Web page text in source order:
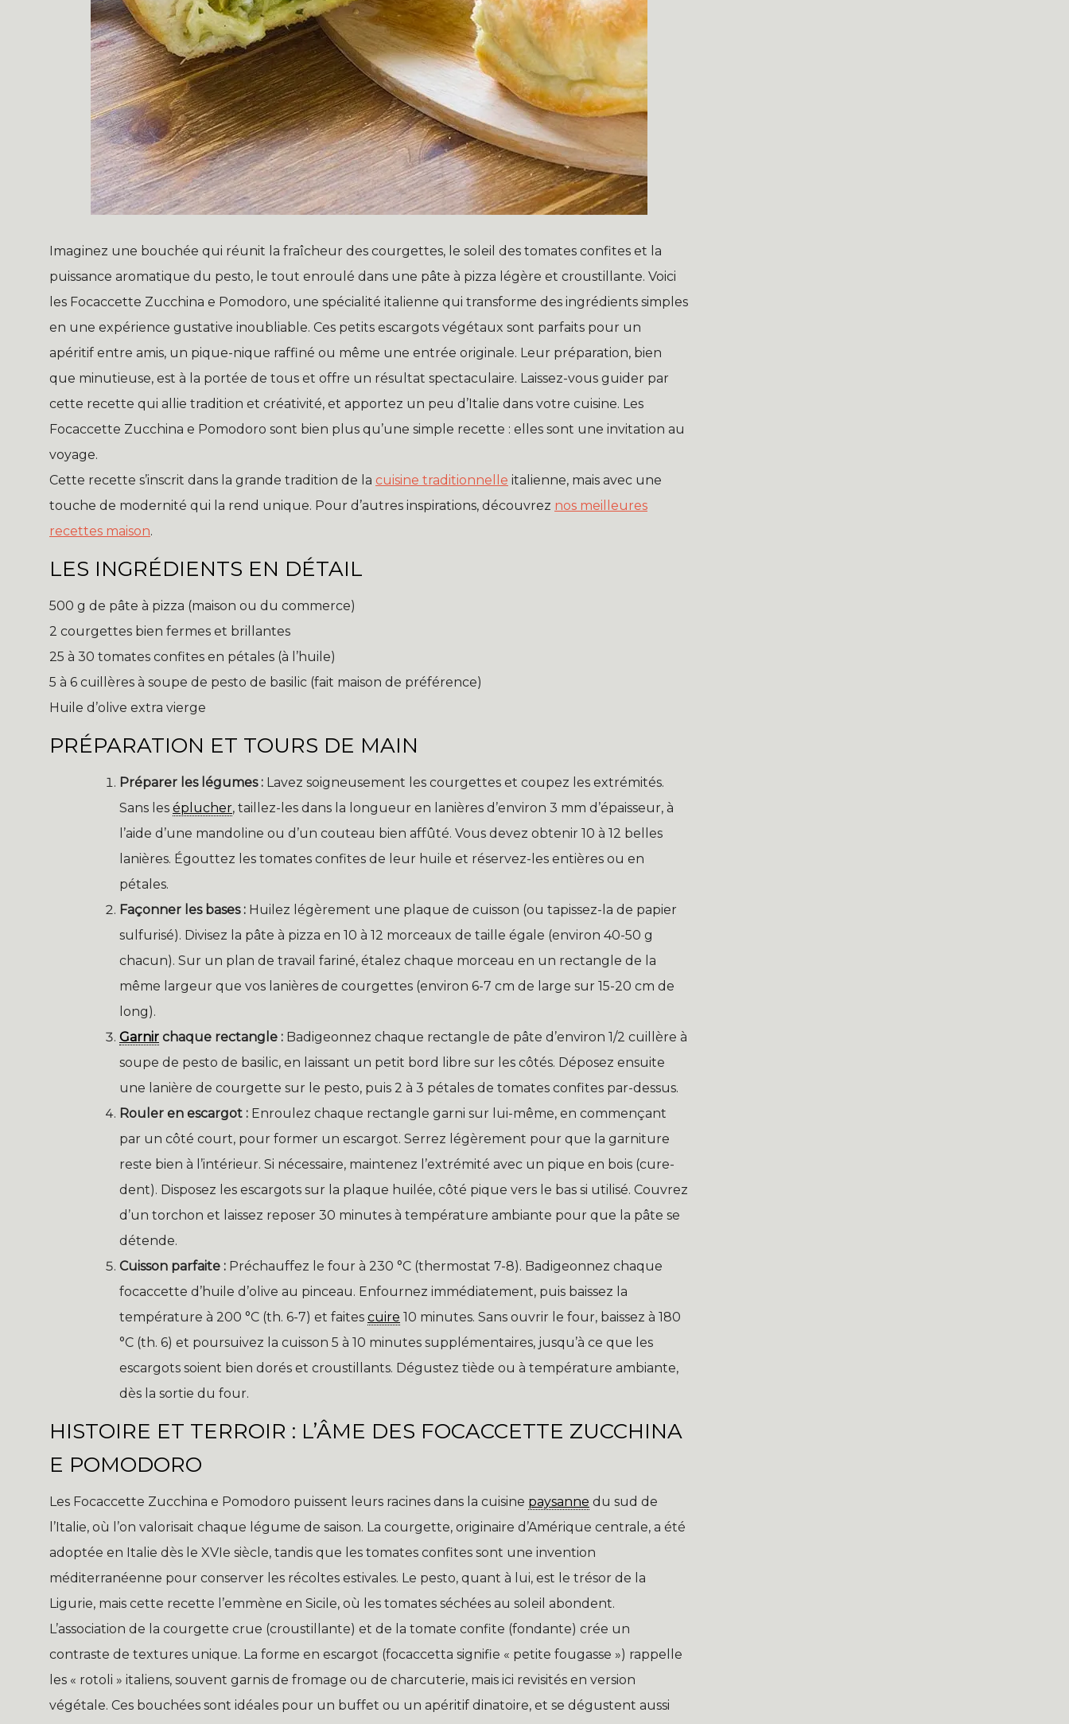
Imaginez une bouchée qui réunit la fraîcheur des courgettes, le soleil des tomates confites et la
puissance aromatique du pesto, le tout enroulé dans une pâte à pizza légère et croustillante. Voici
les Focaccette Zucchina e Pomodoro, une spécialité italienne qui transforme des ingrédients simples
en une expérience gustative inoubliable. Ces petits escargots végétaux sont parfaits pour un
apéritif entre amis, un pique-nique raffiné ou même une entrée originale. Leur préparation, bien
que minutieuse, est à la portée de tous et offre un résultat spectaculaire. Laissez-vous guider par
cette recette qui allie tradition et créativité, et apportez un peu d’Italie dans votre cuisine. Les
Focaccette Zucchina e Pomodoro sont bien plus qu’une simple recette : elles sont une invitation au
voyage.
Cette recette s’inscrit dans la grande tradition de la cuisine traditionnelle italienne, mais avec une
touche de modernité qui la rend unique. Pour d’autres inspirations, découvrez nos meilleures
recettes maison.
LES INGRÉDIENTS EN DÉTAIL
500 g de pâte à pizza (maison ou du commerce)
2 courgettes bien fermes et brillantes
25 à 30 tomates confites en pétales (à l’huile)
5 à 6 cuillères à soupe de pesto de basilic (fait maison de préférence)
Huile d’olive extra vierge
PRÉPARATION ET TOURS DE MAIN
Préparer les légumes : Lavez soigneusement les courgettes et coupez les extrémités.
Sans les éplucher, taillez-les dans la longueur en lanières d’environ 3 mm d’épaisseur, à
l’aide d’une mandoline ou d’un couteau bien affûté. Vous devez obtenir 10 à 12 belles
lanières. Égouttez les tomates confites de leur huile et réservez-les entières ou en
pétales.
Façonner les bases : Huilez légèrement une plaque de cuisson (ou tapissez-la de papier
sulfurisé). Divisez la pâte à pizza en 10 à 12 morceaux de taille égale (environ 40-50 g
chacun). Sur un plan de travail fariné, étalez chaque morceau en un rectangle de la
même largeur que vos lanières de courgettes (environ 6-7 cm de large sur 15-20 cm de
long).
Garnir chaque rectangle : Badigeonnez chaque rectangle de pâte d’environ 1/2 cuillère à
soupe de pesto de basilic, en laissant un petit bord libre sur les côtés. Déposez ensuite
une lanière de courgette sur le pesto, puis 2 à 3 pétales de tomates confites par-dessus.
Rouler en escargot : Enroulez chaque rectangle garni sur lui-même, en commençant
par un côté court, pour former un escargot. Serrez légèrement pour que la garniture
reste bien à l’intérieur. Si nécessaire, maintenez l’extrémité avec un pique en bois (cure-
dent). Disposez les escargots sur la plaque huilée, côté pique vers le bas si utilisé. Couvrez
d’un torchon et laissez reposer 30 minutes à température ambiante pour que la pâte se
détende.
Cuisson parfaite : Préchauffez le four à 230 °C (thermostat 7-8). Badigeonnez chaque
focaccette d’huile d’olive au pinceau. Enfournez immédiatement, puis baissez la
température à 200 °C (th. 6-7) et faites cuire 10 minutes. Sans ouvrir le four, baissez à 180
°C (th. 6) et poursuivez la cuisson 5 à 10 minutes supplémentaires, jusqu’à ce que les
escargots soient bien dorés et croustillants. Dégustez tiède ou à température ambiante,
dès la sortie du four.
HISTOIRE ET TERROIR : L’ÂME DES FOCACCETTE ZUCCHINA
E POMODORO
Les Focaccette Zucchina e Pomodoro puissent leurs racines dans la cuisine paysanne du sud de
l’Italie, où l’on valorisait chaque légume de saison. La courgette, originaire d’Amérique centrale, a été
adoptée en Italie dès le XVIe siècle, tandis que les tomates confites sont une invention
méditerranéenne pour conserver les récoltes estivales. Le pesto, quant à lui, est le trésor de la
Ligurie, mais cette recette l’emmène en Sicile, où les tomates séchées au soleil abondent.
L’association de la courgette crue (croustillante) et de la tomate confite (fondante) crée un
contraste de textures unique. La forme en escargot (focaccetta signifie « petite fougasse ») rappelle
les « rotoli » italiens, souvent garnis de fromage ou de charcuterie, mais ici revisités en version
végétale. Ces bouchées sont idéales pour un buffet ou un apéritif dinatoire, et se dégustent aussi